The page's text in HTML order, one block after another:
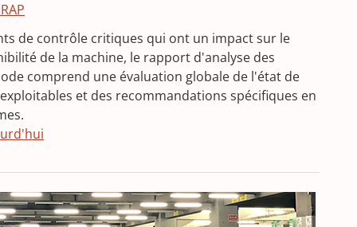
p
e
n
s
n
e
w
de contrôle critiques qui ont un impact sur le
de la machine, le rapport d'analyse des
comprend une évaluation globale de l'état de
et des recommandations spécifiques en